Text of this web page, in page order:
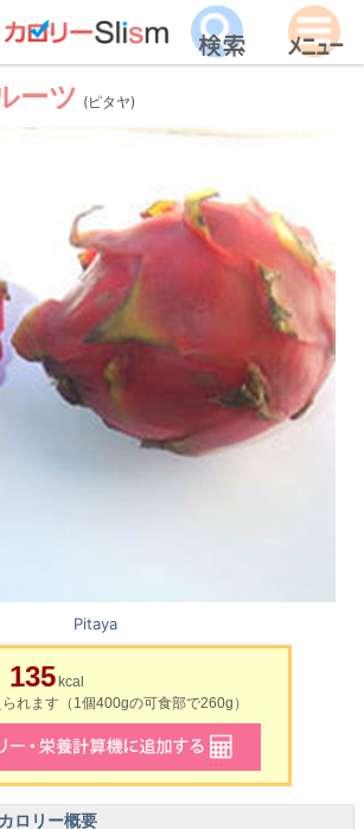
ーツ (ピタヤ)
Pitaya
135 kcal
れます（1個400gの可食部で260g）
ロリー概要